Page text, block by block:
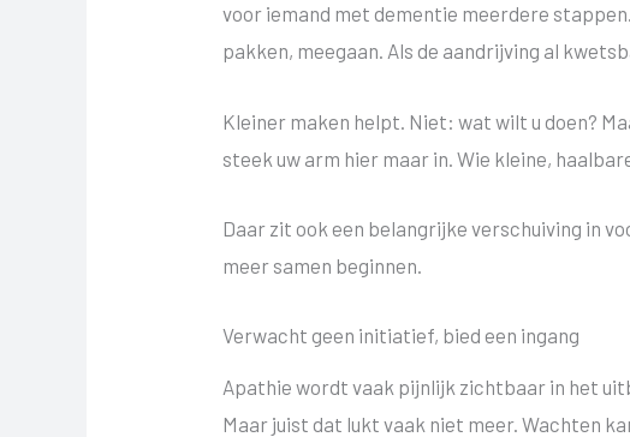
voor iemand met dementie meerdere
pakken, meegaan. Als de aandrijving al
Kleiner maken helpt. Niet: wat wilt u doen?
steek uw arm hier maar in. Wie kleine,
Daar zit ook een belangrijke verschuiving in
meer samen beginnen.
Verwacht geen initiatief, bied een ingang
Apathie wordt vaak pijnlijk zichtbaar in het
Maar juist dat lukt vaak niet meer. Wachten